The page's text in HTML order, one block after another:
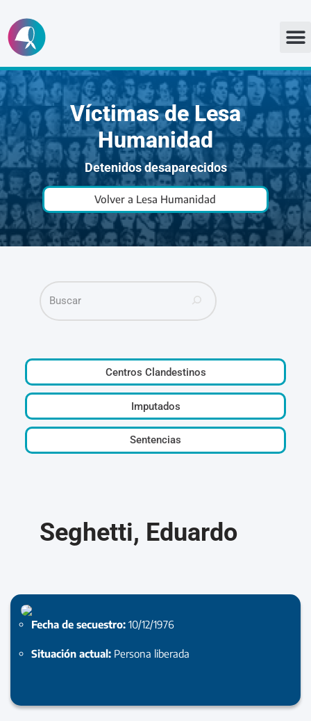
Ir
al
contenido
Víctimas de Lesa
Humanidad
Detenidos desaparecidos
Volver a Lesa Humanidad
Centros Clandestinos
Imputados
Sentencias
Seghetti, Eduardo
Fecha de secuestro: 10/12/1976
Situación actual: Persona liberada